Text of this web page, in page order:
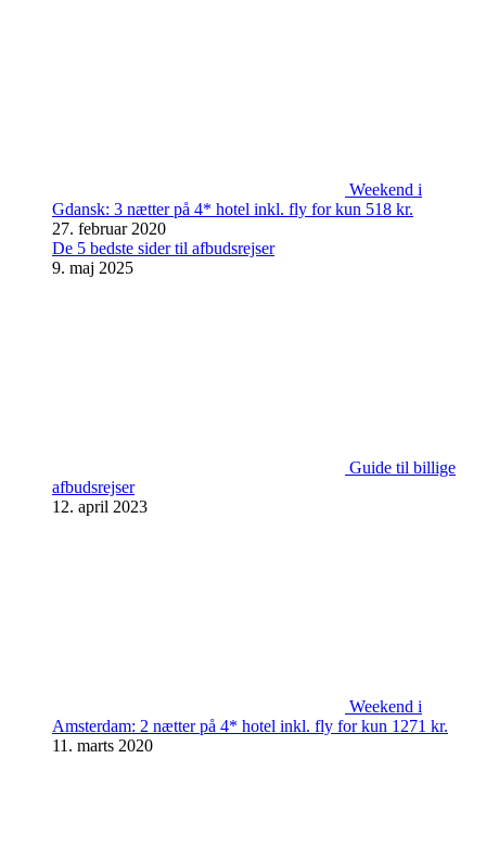
Weekend i
Gdansk: 3 nætter på 4* hotel inkl. fly for kun 518 kr.
27. februar 2020
De 5 bedste sider til afbudsrejser
9. maj 2025
Guide til billige
afbudsrejser
12. april 2023
Weekend i
Amsterdam: 2 nætter på 4* hotel inkl. fly for kun 1271 kr.
11. marts 2020